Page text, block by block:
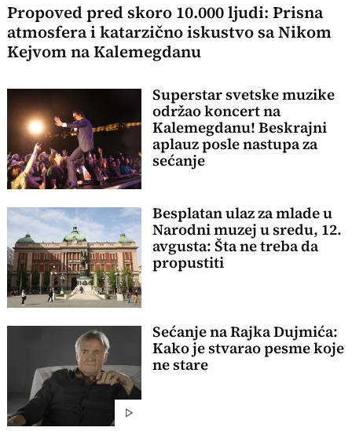
Propoved pred skoro 10.000 ljudi: Prisna
atmosfera i katarzično iskustvo sa Nikom
Kejvom na Kalemegdanu
Superstar svetske muzike
održao koncert na
Kalemegdanu! Beskrajni
aplauz posle nastupa za
sećanje
Besplatan ulaz za mlade u
Narodni muzej u sredu, 12.
avgusta: Šta ne treba da
propustiti
Sećanje na Rajka Dujmića:
Kako je stvarao pesme koje
ne stare